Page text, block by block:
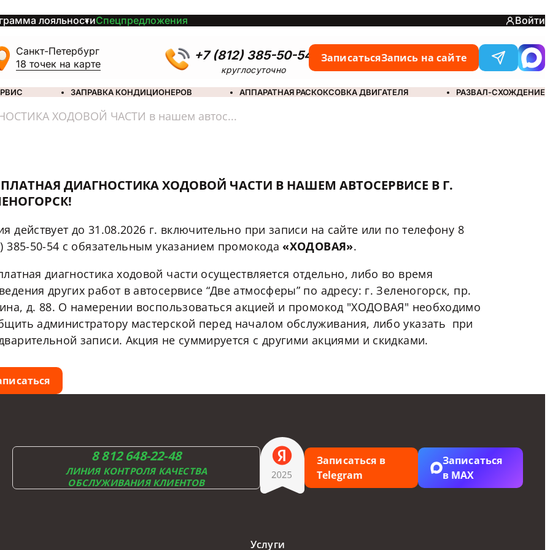
лояльностиСпецпредложения Войти
Санкт-Петербург
18 точек на карте
+7 (812) 385-50-54
круглосуточно
ЗаписатьсяЗапись на сайте
ЗАПРАВКА КОНДИЦИОНЕРОВ АППАРАТНАЯ РАСКОКСОВКА ДВИГАТЕЛЯ РАЗВАЛ-СХОЖДЕНИЕ
ХОДОВОЙ ЧАСТИ в нашем автос...
ДИАГНОСТИКА ХОДОВОЙ ЧАСТИ В НАШЕМ АВТОСЕРВИСЕ В Г.
действует до 31.08.2026 г. включительно при записи на сайте или по телефону 8
385-50-54 с обязательным указанием промокода «ХОДОВАЯ».
диагностика ходовой части осуществляется отдельно, либо во время
других работ в автосервисе “Две атмосферы” по адресу: г. Зеленогорск, пр.
д. 88. О намерении воспользоваться акцией и промокод "ХОДОВАЯ" необходимо
администратору мастерской перед началом обслуживания, либо указать при
записи. Акция не суммируется с другими акциями и скидками.
8 812 648-22-48
ЛИНИЯ КОНТРОЛЯ КАЧЕСТВА
ОБСЛУЖИВАНИЯ КЛИЕНТОВ
Записаться в
Telegram
Записаться
в MAX
Услуги